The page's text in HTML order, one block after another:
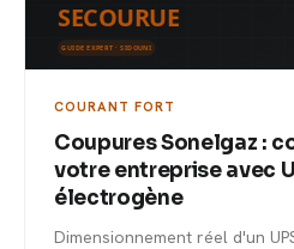
COURANT FORT
Coupures Sonelgaz :
votre entreprise avec
électrogène
Dimensionnement réel d'un